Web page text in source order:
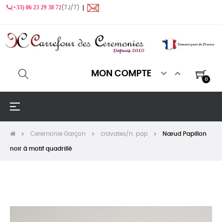
(+33) 06 23 29 38 72(7J/7) ❙
MON COMPTE  
0
Basculer
☰
Ceremonie Garçon cravates/n. pap Nœud Papillon
noir à motif quadrillé